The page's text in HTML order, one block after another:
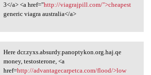
3</a> <a href="http://viagrajpill.com/">cheapest
generic viagra australia</a>
dcr.zyxs.absurdy
Here dcr.zyxs.absurdy.panoptykon.org.haj.qe
money, testosterone, <a
href=http://advantagecarpetca.com/flood/>low